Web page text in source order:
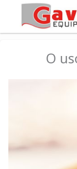
o
O